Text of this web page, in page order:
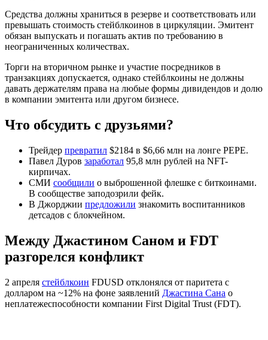
Средства должны храниться в резерве и соответствовать или
превышать стоимость стейблкоинов в циркуляции. Эмитент
обязан выпускать и погашать актив по требованию в
неограниченных количествах.
Торги на вторичном рынке и участие посредников в
транзакциях допускается, однако стейблкоины не должны
давать держателям права на любые формы дивидендов и долю
в компании эмитента или другом бизнесе.
Что обсудить с друзьями?
Трейдер превратил $2184 в $6,66 млн на лонге PEPE.
Павел Дуров заработал 95,8 млн рублей на NFT-
кирпичах.
СМИ сообщили о выброшенной флешке с биткоинами.
В сообществе заподозрили фейк.
В Джорджии предложили знакомить воспитанников
детсадов с блокчейном.
Между Джастином Саном и FDT
разгорелся конфликт
2 апреля стейблкоин FDUSD отклонялся от паритета с
долларом на ~12% на фоне заявлений Джастина Сана о
неплатежеспособности компании First Digital Trust (FDT).